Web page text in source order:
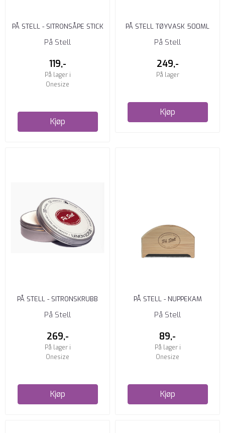
PÅ STELL - SITRONSÅPE STICK
På Stell
119,-
På lager i
Onesize
Kjøp
PÅ STELL TØYVASK 500ML
På Stell
249,-
På lager
Kjøp
PÅ STELL - SITRONSKRUBB
På Stell
269,-
På lager i
Onesize
Kjøp
PÅ STELL - NUPPEKAM
På Stell
89,-
På lager i
Onesize
Kjøp